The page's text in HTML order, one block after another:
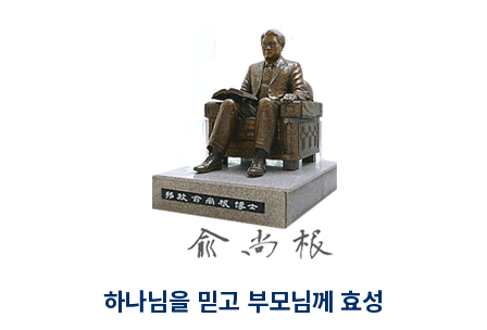
하나님을 믿고 부모님께 효성